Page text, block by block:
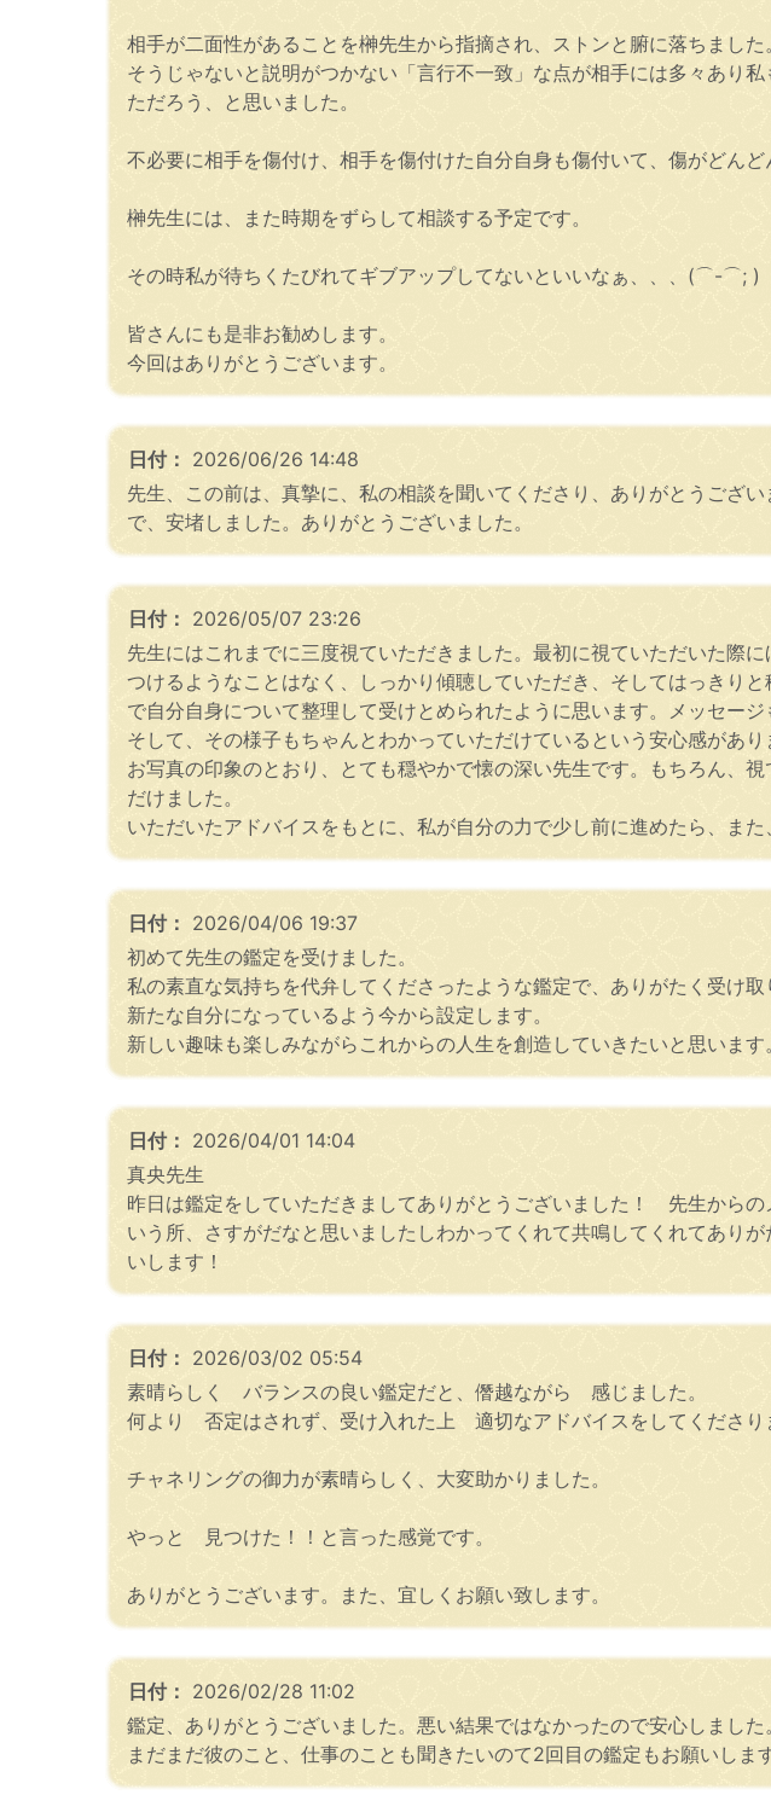
相手が二面性があることを榊先生から指摘され、ストンと腑に落ちました。
そうじゃないと説明がつかない「言行不一致」な点が相手には多々あり
ただろう、と思いました。
不必要に相手を傷付け、相手を傷付けた自分自身も傷付いて、傷がどん
榊先生には、また時期をずらして相談する予定です。
その時私が待ちくたびれてギブアップしてないといいなぁ、、、(⌒-⌒; )
皆さんにも是非お勧めします。
今回はありがとうございます。
日付： 2026/06/26 14:48
先生、この前は、真摯に、私の相談を聞いてくださり、ありがとうござ
で、安堵しました。ありがとうございました。
日付： 2026/05/07 23:26
先生にはこれまでに三度視ていただきました。最初に視ていただいた際
つけるようなことはなく、しっかり傾聴していただき、そしてはっきり
で自分自身について整理して受けとめられたように思います。メッセー
そして、その様子もちゃんとわかっていただけているという安心感があり
お写真の印象のとおり、とても穏やかで懐の深い先生です。もちろん、
だけました。
いただいたアドバイスをもとに、私が自分の力で少し前に進めたら、ま
日付： 2026/04/06 19:37
初めて先生の鑑定を受けました。
私の素直な気持ちを代弁してくださったような鑑定で、ありがたく受け
新たな自分になっているよう今から設定します。
新しい趣味も楽しみながらこれからの人生を創造していきたいと思いま
日付： 2026/04/01 14:04
真央先生
昨日は鑑定をしていただきましてありがとうございました！ 先生から
いう所、さすがだなと思いましたしわかってくれて共鳴してくれてあ
いします！
日付： 2026/03/02 05:54
素晴らしく バランスの良い鑑定だと、僭越ながら 感じました。
何より 否定はされず、受け入れた上 適切なアドバイスをしてくださり
チャネリングの御力が素晴らしく、大変助かりました。
やっと 見つけた！！と言った感覚です。
ありがとうございます。また、宜しくお願い致します。
日付： 2026/02/28 11:02
鑑定、ありがとうございました。悪い結果ではなかったので安心しまし
まだまだ彼のこと、仕事のことも聞きたいのて2回目の鑑定もお願いします